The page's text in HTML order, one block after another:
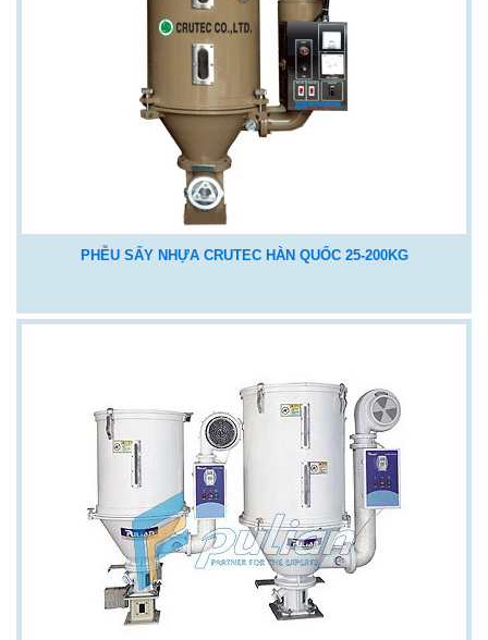
PHỄU SẤY NHỰA CRUTEC HÀN QUỐC 25-200KG